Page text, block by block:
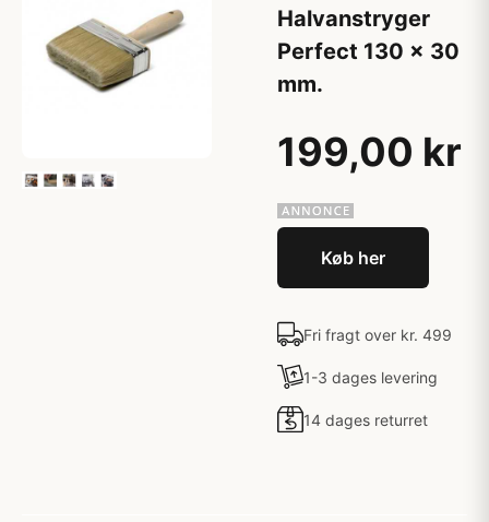
Halvanstryger
Perfect 130 x 30
mm.
199,00 kr
Køb her
Fri fragt over kr. 499
1-3 dages levering
14 dages returret